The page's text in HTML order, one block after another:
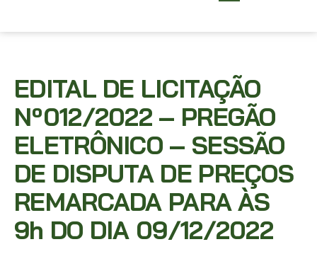
EDITAL DE LICITAÇÃO
Nº012/2022 – PREGÃO
ELETRÔNICO – SESSÃO
DE DISPUTA DE PREÇOS
REMARCADA PARA ÀS
9h DO DIA 09/12/2022